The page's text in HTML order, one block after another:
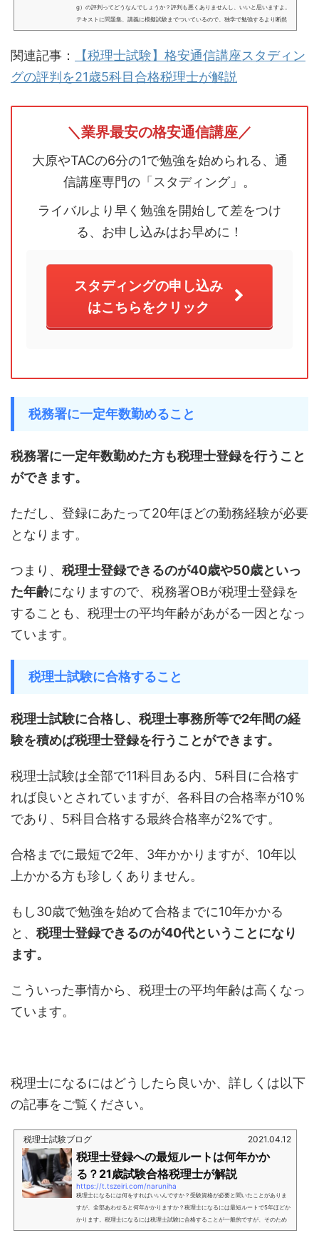
g）の評判ってどうなんでしょうか？評判も悪くありませんし、いいと思いますよ。
テキストに問題集、講義に模擬試験までついているので、独学で勉強するより断然
いいですし価格もだいぶ安いです。この記事では、21歳で5科目合格した税理士の坂
ートもとってみたので、参考にしてみてください。27歳で独立開業。2023年2024
関連記事：
【税理士試験】格安通信講座スタディン
グの評判を21歳5科目合格税理士が解説
＼業界最安の格安通信講座／
大原やTACの6分の1で勉強を始められる、通
信講座専門の「スタディング」。
ライバルより早く勉強を開始して差をつけ
る、お申し込みはお早めに！
スタディングの申し込み
はこちらをクリック
税務署に一定年数勤めること
税務署に一定年数勤めた方も税理士登録を行うこと
ができます。
ただし、登録にあたって20年ほどの勤務経験が必要
となります。
つまり、 税理士登録できるのが40歳や50歳といっ
た年齢になりますので、税務署OBが税理士登録を
することも、税理士の平均年齢があがる一因となっ
ています。
税理士試験に合格すること
税理士試験に合格し、税理士事務所等で2年間の経
験を積めば税理士登録を行うことができます。
税理士試験は全部で11科目ある内、5科目に合格す
れば良いとされていますが、各科目の合格率が10％
であり、5科目合格する最終合格率が2%です。
合格までに最短で2年、3年かかりますが、10年以
上かかる方も珍しくありません。
もし30歳で勉強を始めて合格までに10年かかる
と、 税理士登録できるのが40代ということになり
ます。
こういった事情から、税理士の平均年齢は高くなっ
ています。
税理士になるにはどうしたら良いか、詳しくは以下
の記事をご覧ください。
税理士試験ブログ 2021.04.12
税理士登録への最短ルートは何年かか
る？21歳試験合格税理士が解説
https://t.tszeiri.com/naruniha
税理士になるには何をすればいいんですか？受験資格が必要と聞いたことがありま
すが、全部あわせると何年かかりますか？税理士になるには最短ルートで5年ほどか
かります。税理士になるには税理士試験に合格することが一般的ですが、そのため